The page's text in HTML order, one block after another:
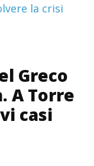
la crisi
Greco
A Torre
casi